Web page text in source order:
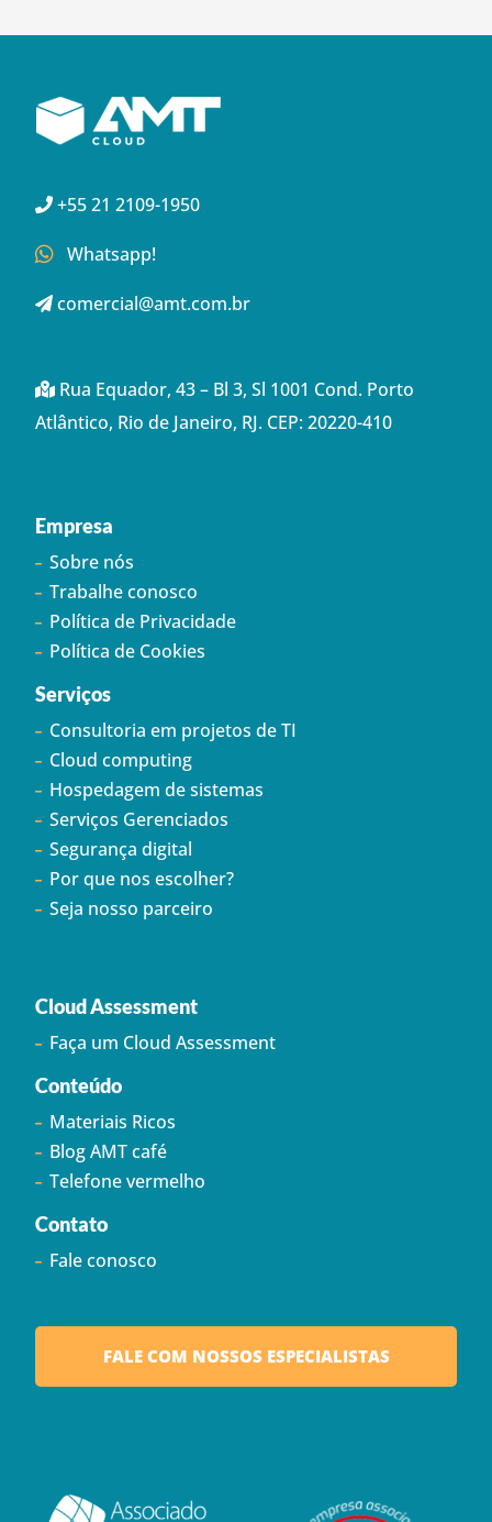
+55 21 2109-1950
Whatsapp!
comercial@amt.com.br
Rua Equador, 43 – Bl 3, Sl 1001 Cond. Porto
Atlântico, Rio de Janeiro, RJ. CEP: 20220-410
Empresa
Sobre nós
Trabalhe conosco
Política de Privacidade
Política de Cookies
Serviços
Consultoria em projetos de TI
Cloud computing
Hospedagem de sistemas
Serviços Gerenciados
Segurança digital
Por que nos escolher?
Seja nosso parceiro
Cloud Assessment
Faça um Cloud Assessment
Conteúdo
Materiais Ricos
Blog AMT café
Telefone vermelho
Contato
Fale conosco
FALE COM NOSSOS ESPECIALISTAS